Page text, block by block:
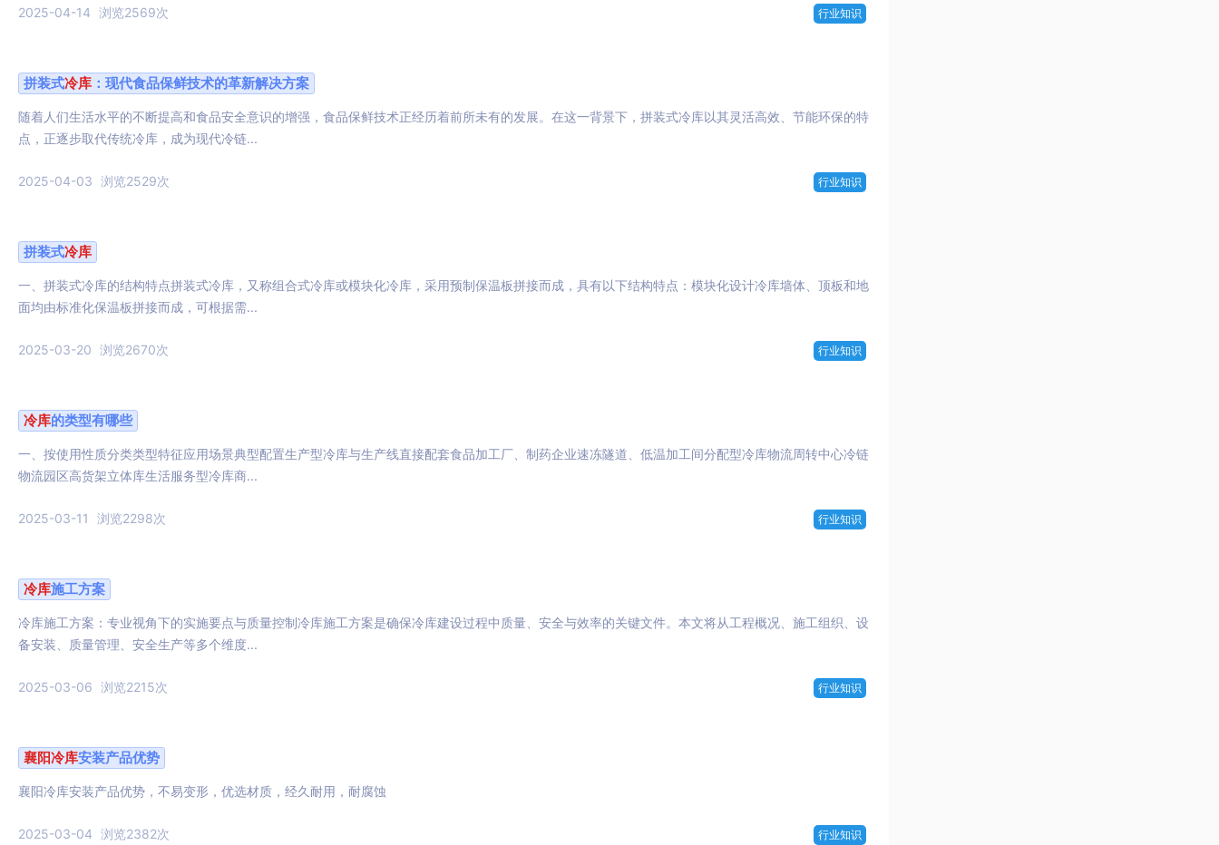
2025-04-14 浏览2569次 行业知识
拼装式冷库 ：现代食品保鲜技术的革新解决方案
随着人们生活水平的不断提高和食品安全意识的增强，食品保鲜技术正经历着前所未有的发展。在这一背景下，拼装式冷库以其灵活高效、节能环保的特
点，正逐步取代传统冷库，成为现代冷链...
2025-04-03 浏览2529次 行业知识
拼装式冷库
一、拼装式冷库的结构特点拼装式冷库，又称组合式冷库或模块化冷库，采用预制保温板拼接而成，具有以下结构特点：模块化设计冷库墙体、顶板和地
面均由标准化保温板拼接而成，可根据需...
2025-03-20 浏览2670次 行业知识
冷库的类型有哪些
一、按使用性质分类类型特征应用场景典型配置生产型冷库与生产线直接配套食品加工厂、制药企业速冻隧道、低温加工间分配型冷库物流周转中心冷链
物流园区高货架立体库生活服务型冷库商...
2025-03-11 浏览2298次 行业知识
冷库施工方案
冷库施工方案：专业视角下的实施要点与质量控制冷库施工方案是确保冷库建设过程中质量、安全与效率的关键文件。本文将从工程概况、施工组织、设
备安装、质量管理、安全生产等多个维度...
2025-03-06 浏览2215次 行业知识
襄阳冷库安装产品优势
襄阳冷库安装产品优势，不易变形，优选材质，经久耐用，耐腐蚀
2025-03-04 浏览2382次 行业知识